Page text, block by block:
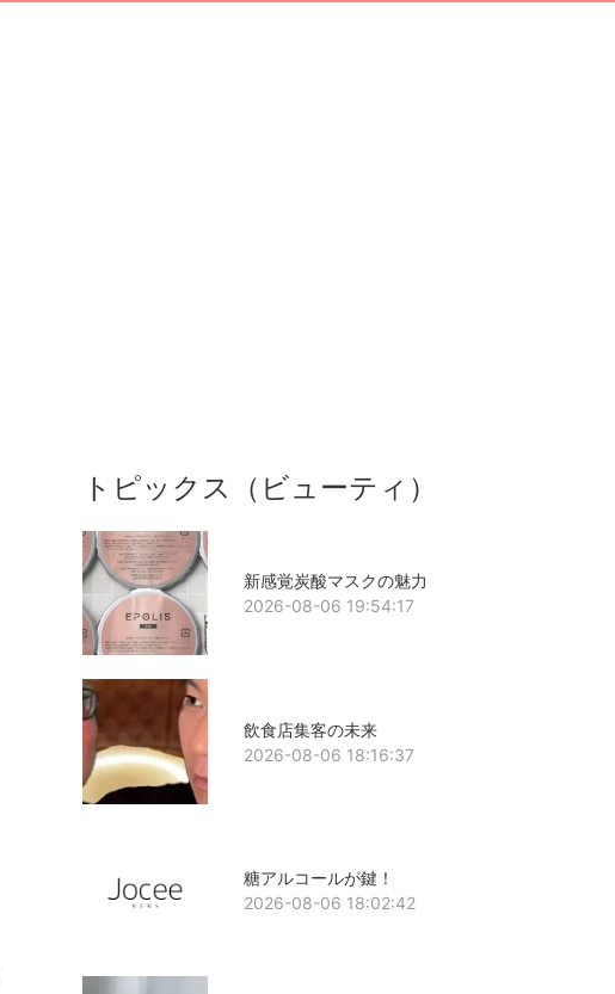
トピックス（ビューティ）
新感覚炭酸マスクの魅力
2026-08-06 19:54:17
飲食店集客の未来
2026-08-06 18:16:37
糖アルコールが鍵！
2026-08-06 18:02:42